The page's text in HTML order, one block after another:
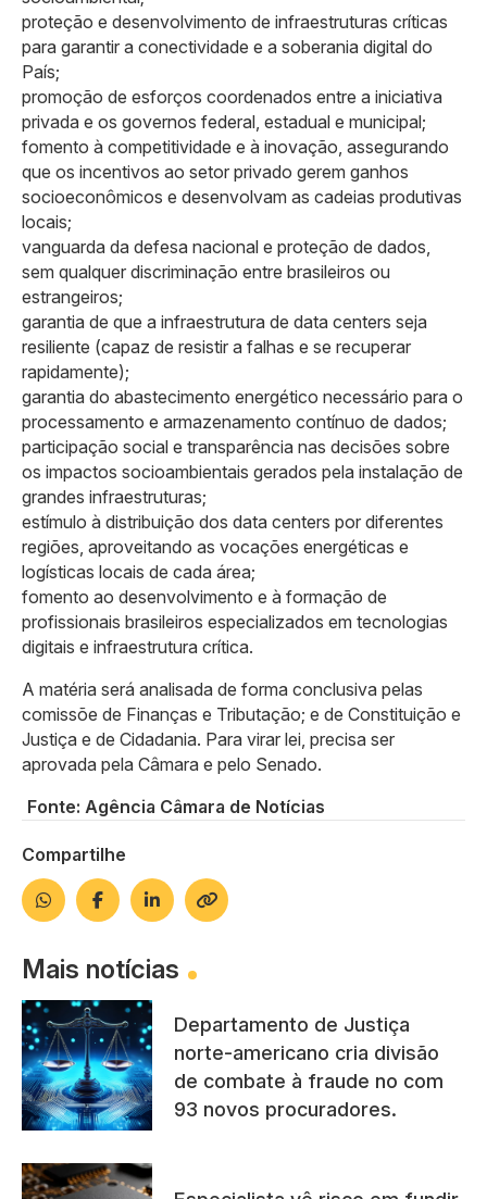
proteção e desenvolvimento de infraestruturas críticas
para garantir a conectividade e a soberania digital do
País;
promoção de esforços coordenados entre a iniciativa
privada e os governos federal, estadual e municipal;
fomento à competitividade e à inovação, assegurando
que os incentivos ao setor privado gerem ganhos
socioeconômicos e desenvolvam as cadeias produtivas
locais;
vanguarda da defesa nacional e proteção de dados,
sem qualquer discriminação entre brasileiros ou
estrangeiros;
garantia de que a infraestrutura de data centers seja
resiliente (capaz de resistir a falhas e se recuperar
rapidamente);
garantia do abastecimento energético necessário para o
processamento e armazenamento contínuo de dados;
participação social e transparência nas decisões sobre
os impactos socioambientais gerados pela instalação de
grandes infraestruturas;
estímulo à distribuição dos data centers por diferentes
regiões, aproveitando as vocações energéticas e
logísticas locais de cada área;
fomento ao desenvolvimento e à formação de
profissionais brasileiros especializados em tecnologias
digitais e infraestrutura crítica.
A matéria será analisada de forma conclusiva pelas
comissõe de Finanças e Tributação; e de Constituição e
Justiça e de Cidadania. Para virar lei, precisa ser
aprovada pela Câmara e pelo Senado.
Fonte: Agência Câmara de Notícias
Compartilhe
Mais notícias
Departamento de Justiça
norte-americano cria divisão
de combate à fraude no com
93 novos procuradores.